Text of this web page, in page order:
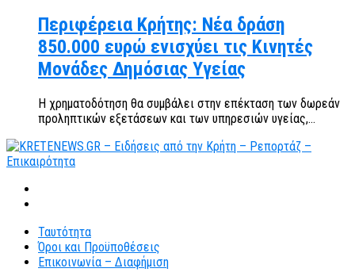
Περιφέρεια Κρήτης: Νέα δράση
850.000 ευρώ ενισχύει τις Κινητές
Μονάδες Δημόσιας Υγείας
Η χρηματοδότηση θα συμβάλει στην επέκταση των δωρεάν
προληπτικών εξετάσεων και των υπηρεσιών υγείας,...
Ταυτότητα
Όροι και Προϋποθέσεις
Επικοινωνία – Διαφήμιση